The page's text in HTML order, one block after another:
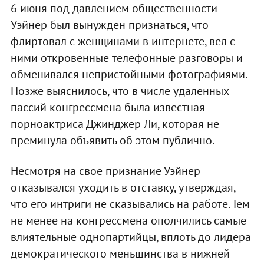
6 июня под давлением общественности
Уэйнер был вынужден признаться, что
флиртовал с женщинами в интернете, вел с
ними откровенные телефонные разговоры и
обменивался непристойными фотографиями.
Позже выяснилось, что в числе удаленных
пассий конгрессмена была известная
порноактриса Джинджер Ли, которая не
преминула объявить об этом публично.
Несмотря на свое признание Уэйнер
отказывался уходить в отставку, утверждая,
что его интриги не сказывались на работе. Тем
не менее на конгрессмена ополчились самые
влиятельные однопартийцы, вплоть до лидера
демократического меньшинства в нижней